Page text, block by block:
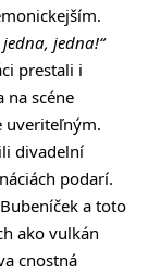
jedna!“
prestali i
na scéne
uveriteľným.
divadelní
podarí.
a toto
ako vulkán
cnostná